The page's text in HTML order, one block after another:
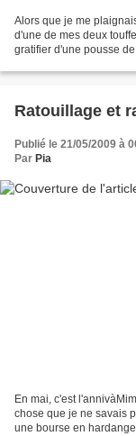
Alors que je me
d'une de mes deux
gratifier d'une pousse
Ratouillage et
Publié le 21/05/2009 à
Par Pia
En mai, c'est
chose que je ne savais
une bourse en